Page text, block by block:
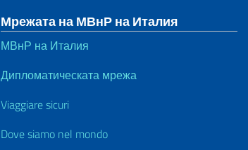
Мрежата на МВнР на Италия
МВнР на Италия
Дипломатическата мрежа
Viaggiare sicuri
Dove siamo nel mondo